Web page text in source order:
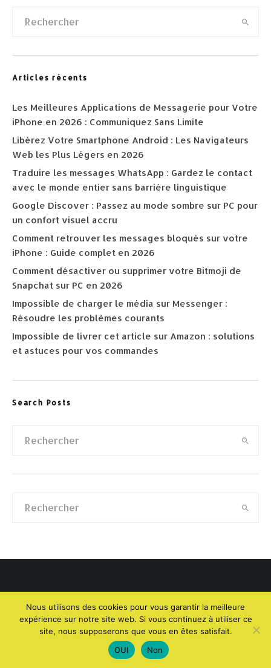
Articles récents
Les Meilleures Applications de Messagerie pour Votre
iPhone en 2026 : Communiquez Sans Limite
Libérez Votre Smartphone Android : Les Navigateurs
Web les Plus Légers en 2026
Traduire les messages WhatsApp : Gardez le contact
avec le monde entier sans barrière linguistique
Google Discover : Passez au mode sombre sur PC pour
un confort visuel accru
Comment retrouver les messages bloqués sur votre
iPhone : Guide complet en 2026
Comment désactiver ou supprimer votre Bitmoji de
Snapchat sur PC en 2026
Impossible de charger le média sur Messenger :
Résoudre les problèmes courants
Impossible de livrer cet article sur Amazon : solutions
et astuces pour vos commandes
Search Posts
ACCUEIL APPLICATIONS ET LOGICIELS
Nous utilisons des cookies pour vous garantir la meilleure
expérience sur notre site web. Si vous continuez à utiliser ce
site, nous supposerons que vous en êtes satisfait.
OUI
Non